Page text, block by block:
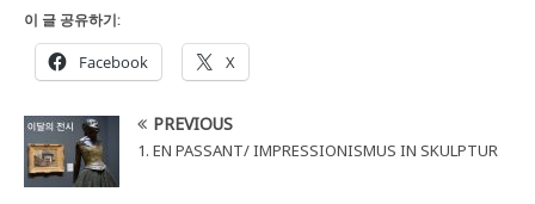
이 글 공유하기:
Facebook X
PREVIOUS
1. EN PASSANT/ IMPRESSIONISMUS IN SKULPTUR